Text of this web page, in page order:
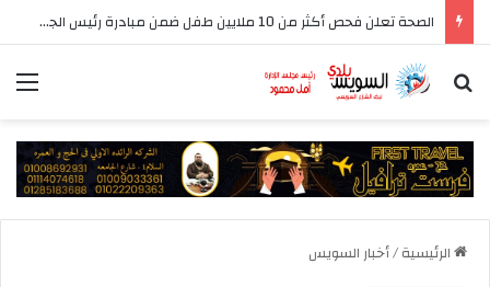
الصحة تعلن فحص أكثر من 10 ملايين طفل ضمن مبادرة رئيس الجمهورية للكشف المبكر وعلاج فقدان السمع لدى حديثي الولادة
بحث عن
الرئيسية/أخبار السويس